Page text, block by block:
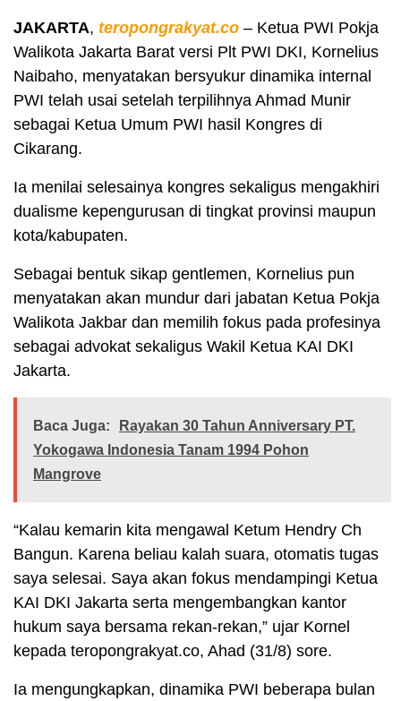
JAKARTA, teropongrakyat.co – Ketua PWI Pokja
Walikota Jakarta Barat versi Plt PWI DKI, Kornelius
Naibaho, menyatakan bersyukur dinamika internal
PWI telah usai setelah terpilihnya Ahmad Munir
sebagai Ketua Umum PWI hasil Kongres di
Cikarang.
Ia menilai selesainya kongres sekaligus mengakhiri
dualisme kepengurusan di tingkat provinsi maupun
kota/kabupaten.
Sebagai bentuk sikap gentlemen, Kornelius pun
menyatakan akan mundur dari jabatan Ketua Pokja
Walikota Jakbar dan memilih fokus pada profesinya
sebagai advokat sekaligus Wakil Ketua KAI DKI
Jakarta.
Baca Juga:
Rayakan 30 Tahun Anniversary PT.
Yokogawa Indonesia Tanam 1994 Pohon
Mangrove
“Kalau kemarin kita mengawal Ketum Hendry Ch
Bangun. Karena beliau kalah suara, otomatis tugas
saya selesai. Saya akan fokus mendampingi Ketua
KAI DKI Jakarta serta mengembangkan kantor
hukum saya bersama rekan-rekan,” ujar Kornel
kepada teropongrakyat.co, Ahad (31/8) sore.
Ia mengungkapkan, dinamika PWI beberapa bulan